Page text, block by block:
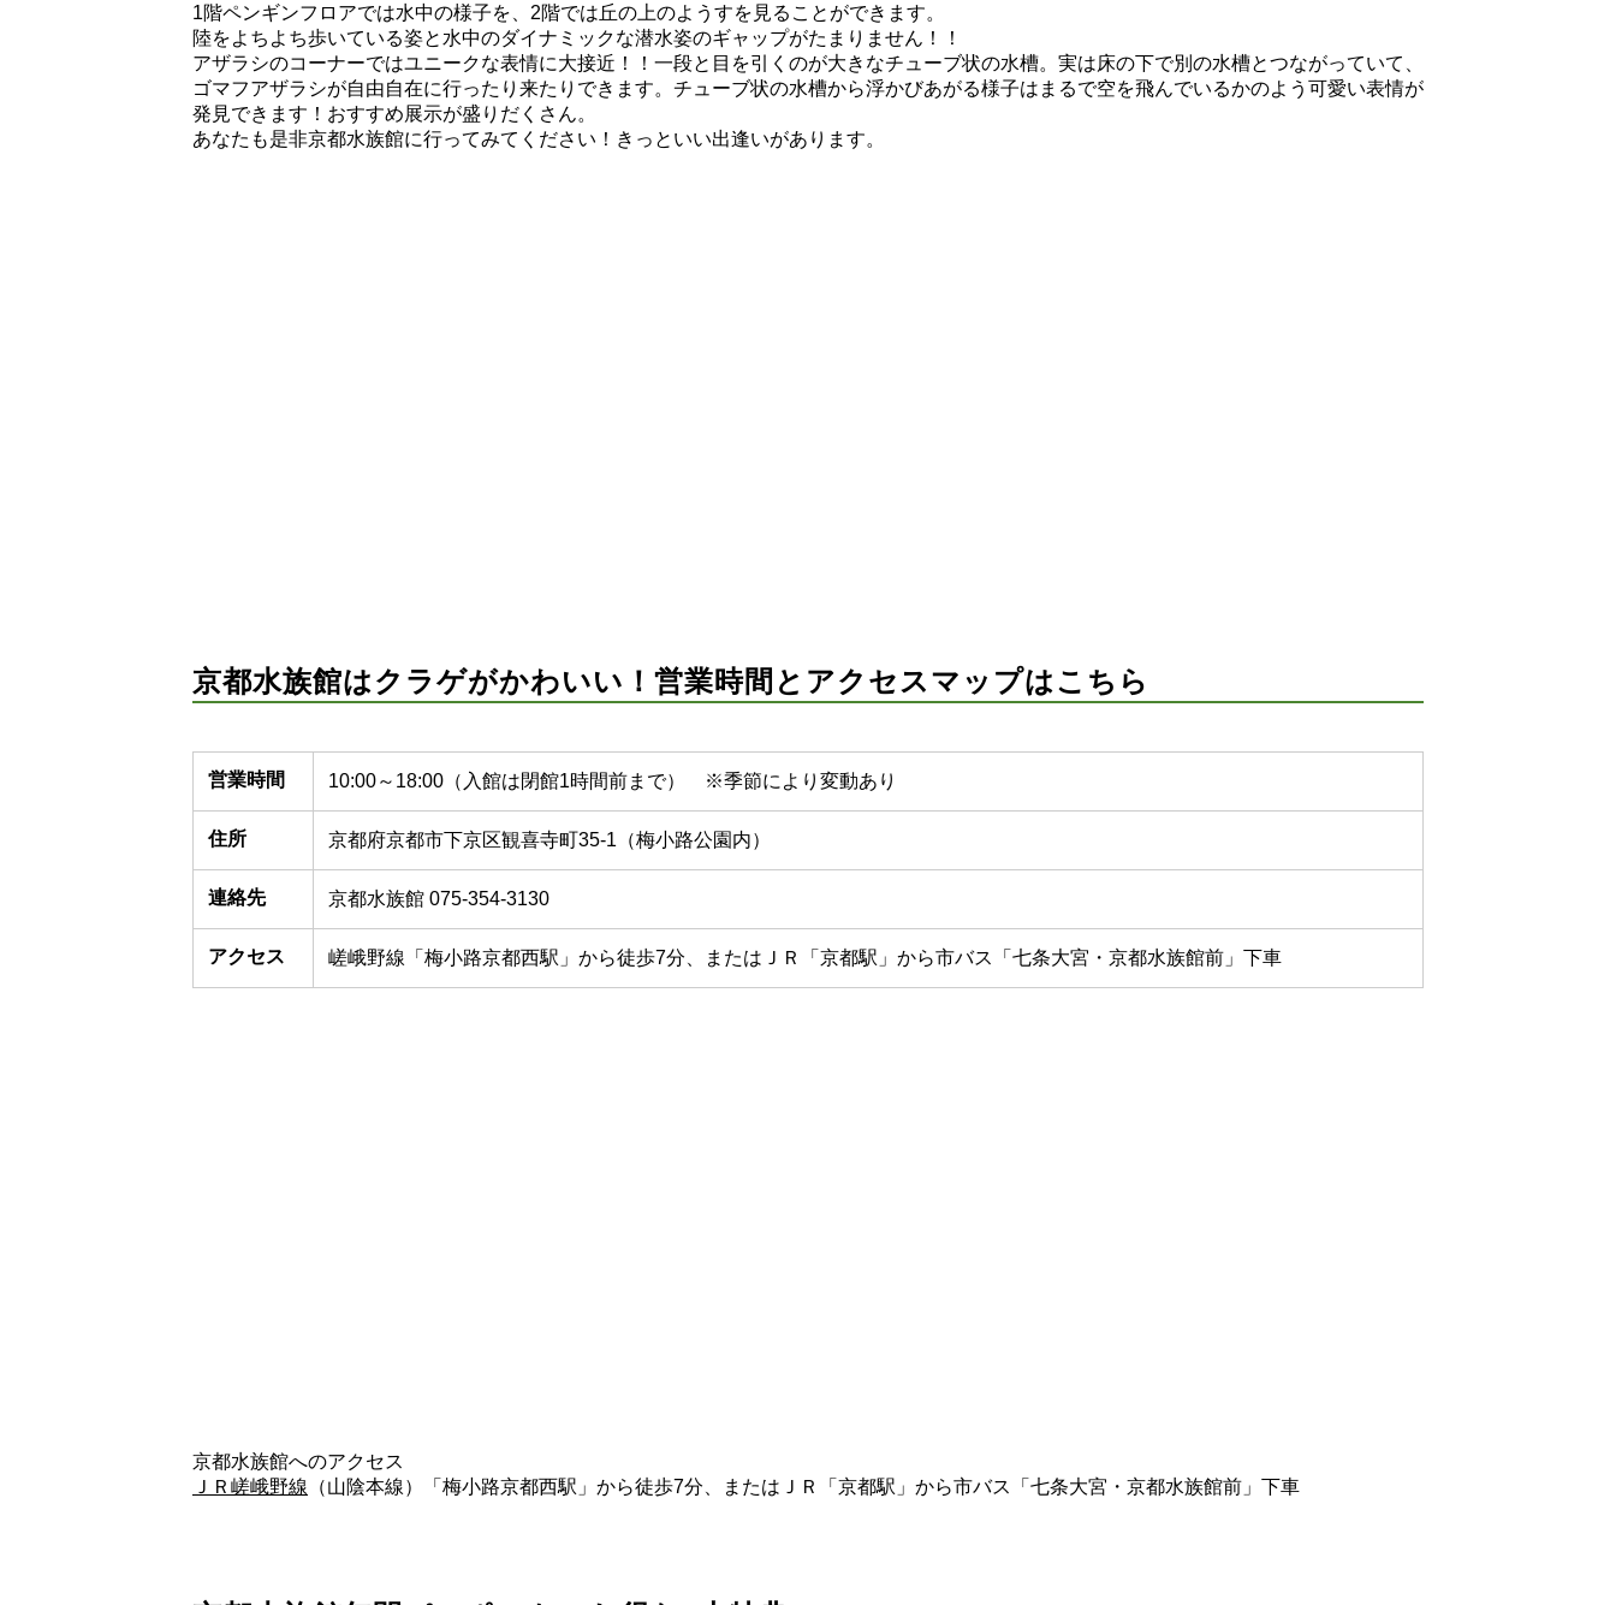
1階ペンギンフロアでは水中の様子を、2階では丘の上のようすを見ることができます。
陸をよちよち歩いている姿と水中のダイナミックな潜水姿のギャップがたまりません！！
アザラシのコーナーではユニークな表情に大接近！！一段と目を引くのが大きなチューブ状の水槽。実は床の下で別の水槽とつながっていて、
ゴマフアザラシが自由自在に行ったり来たりできます。チューブ状の水槽から浮かびあがる様子はまるで空を飛んでいるかのよう可愛い表情が
発見できます！おすすめ展示が盛りだくさん。
あなたも是非京都水族館に行ってみてください！きっといい出逢いがあります。
京都水族館はクラゲがかわいい！営業時間とアクセスマップはこちら
営業時間 10:00～18:00（入館は閉館1時間前まで） ※季節により変動あり
住所 京都府京都市下京区観喜寺町35-1（梅小路公園内）
連絡先 京都水族館 075-354-3130
アクセス 嵯峨野線「梅小路京都西駅」から徒歩7分、またはＪＲ「京都駅」から市バス「七条大宮・京都水族館前」下車
京都水族館へのアクセス
ＪＲ嵯峨野線 （山陰本線）「梅小路京都西駅」から徒歩7分、またはＪＲ「京都駅」から市バス「七条大宮・京都水族館前」下車